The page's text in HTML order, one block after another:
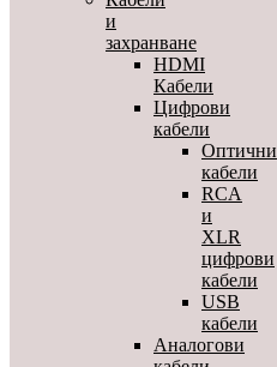
и
захранване
HDMI
Кабели
Цифрови
кабели
Оптични
кабели
RCA
и
XLR
цифрови
кабели
USB
кабели
Аналогови